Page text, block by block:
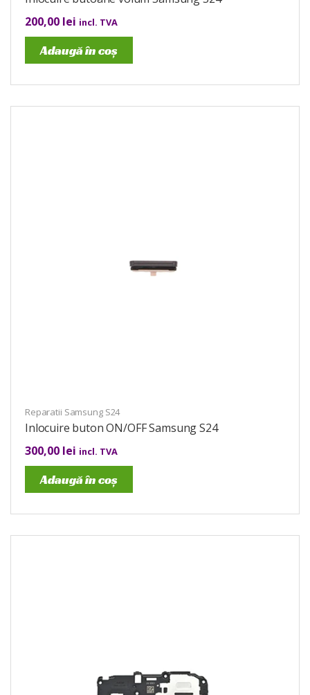
200,00 lei incl. TVA
Adaugă în coș
Reparatii Samsung S24
Inlocuire buton ON/OFF Samsung S24
300,00 lei incl. TVA
Adaugă în coș